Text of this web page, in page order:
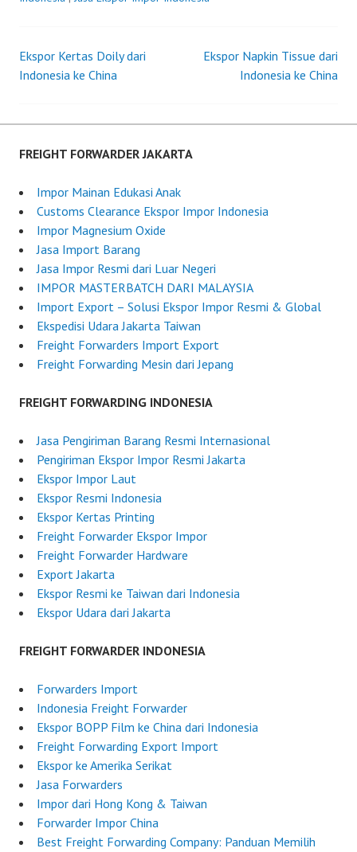
d
o
5
i
g
I
Post
Ekspor Kertas Doily dari
Indonesia ke China
Ekspor Napkin Tissue dari
Indonesia ke China
FREIGHT FORWARDER JAKARTA
Impor Mainan Edukasi Anak
Customs Clearance Ekspor Impor Indonesia
Impor Magnesium Oxide
Jasa Import Barang
Jasa Impor Resmi dari Luar Negeri
IMPOR MASTERBATCH DARI MALAYSIA
Import Export – Solusi Ekspor Impor Resmi & Global
Ekspedisi Udara Jakarta Taiwan
Freight Forwarders Import Export
Freight Forwarding Mesin dari Jepang
FREIGHT FORWARDING INDONESIA
Jasa Pengiriman Barang Resmi Internasional
Pengiriman Ekspor Impor Resmi Jakarta
Ekspor Impor Laut
Ekspor Resmi Indonesia
Ekspor Kertas Printing
Freight Forwarder Ekspor Impor
Freight Forwarder Hardware
Export Jakarta
Ekspor Resmi ke Taiwan dari Indonesia
Ekspor Udara dari Jakarta
FREIGHT FORWARDER INDONESIA
Forwarders Import
Indonesia Freight Forwarder
Ekspor BOPP Film ke China dari Indonesia
Freight Forwarding Export Import
Ekspor ke Amerika Serikat
Jasa Forwarders
Impor dari Hong Kong & Taiwan
Forwarder Impor China
Best Freight Forwarding Company: Panduan Memilih